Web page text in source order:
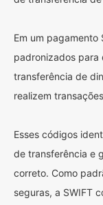
Em um pagamento
padronizados para
transferência de
realizem
Esses códigos
de transferência e
correto. Como
seguras, a SWIFT